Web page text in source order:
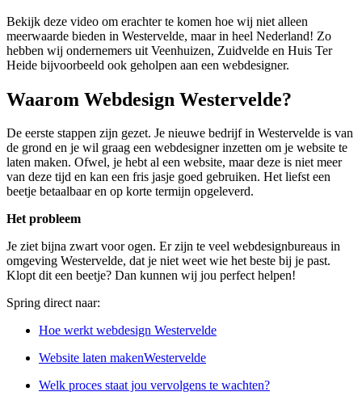
Bekijk deze video om erachter te komen hoe wij niet alleen
meerwaarde bieden in Westervelde, maar in heel Nederland! Zo
hebben wij ondernemers uit Veenhuizen, Zuidvelde en Huis Ter
Heide bijvoorbeeld ook geholpen aan een webdesigner.
Waarom Webdesign Westervelde?
De eerste stappen zijn gezet. Je nieuwe bedrijf in Westervelde is van
de grond en je wil graag een webdesigner inzetten om je website te
laten maken. Ofwel, je hebt al een website, maar deze is niet meer
van deze tijd en kan een fris jasje goed gebruiken. Het liefst een
beetje betaalbaar en op korte termijn opgeleverd.
Het probleem
Je ziet bijna zwart voor ogen. Er zijn te veel webdesignbureaus in
omgeving Westervelde, dat je niet weet wie het beste bij je past.
Klopt dit een beetje? Dan kunnen wij jou perfect helpen!
Spring direct naar:
Hoe werkt webdesign Westervelde
Website laten makenWestervelde
Welk proces staat jou vervolgens te wachten?